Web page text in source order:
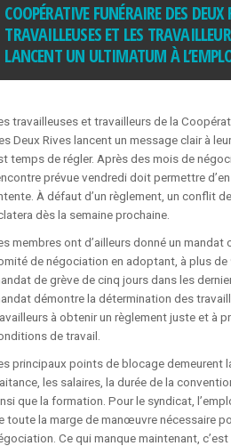
COOPÉRATIVE FUNÉRAIRE DES DEUX
TRAVAILLEUSES ET LES
LANCENT UN ULTIMATUM À
travailleuses et travailleurs de la
Deux Rives lancent un message clair à
temps de régler. Après des mois de
prévue vendredi doit permettre
À défaut d’un règlement, un conflit
dès la semaine prochaine.
membres ont d’ailleurs donné un mandat
de négociation en adoptant, à plus de
de grève de cinq jours dans les
démontre la détermination des
à obtenir un règlement juste et à
de travail.
principaux points de blocage demeurent
les salaires, la durée de la
que la formation. Pour le syndicat,
toute la marge de manœuvre nécessaire
Ce qui manque maintenant,
À